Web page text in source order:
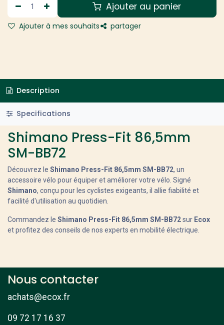
Ajouter au panier
Ajouter à mes souhaits partager
Description
Specifications
Shimano Press-Fit 86,5mm
SM-BB72
Découvrez le Shimano Press-Fit 86,5mm SM-BB72, un
accessoire vélo pour équiper et améliorer votre vélo. Signé
Shimano, conçu pour les cyclistes exigeants, il allie fiabilité et
facilité d'utilisation au quotidien.
Commandez le Shimano Press-Fit 86,5mm SM-BB72sur Ecox
et profitez des conseils de nos experts en mobilité électrique.
Nous contacter
achats@ecox.fr
09 72 17 16 37